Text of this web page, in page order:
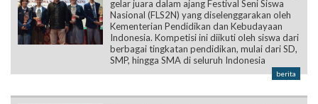
gelar juara dalam ajang Festival Seni Siswa
Nasional (FLS2N) yang diselenggarakan oleh
Kementerian Pendidikan dan Kebudayaan
Indonesia. Kompetisi ini diikuti oleh siswa dari
berbagai tingkatan pendidikan, mulai dari SD,
SMP, hingga SMA di seluruh Indonesia
berita